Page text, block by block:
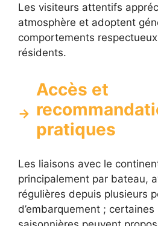
Les visiteurs attentifs
atmosphère et adoptent
comportements
résidents.
Accès et
pratiques
Les liaisons avec le
principalement par bateau,
régulières depuis plusieurs
d’embarquement ; certaines